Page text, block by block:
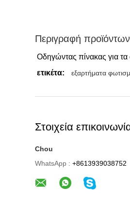
Περιγραφή προϊόντων
Οδηγώντας πίνακας για
ετικέτα:
εξαρτήματα
Στοιχεία
Chou
WhatsApp : +8613939038752